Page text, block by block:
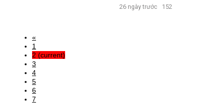
26 ngày trước 152
«
1
2 (current)
3
4
5
6
7